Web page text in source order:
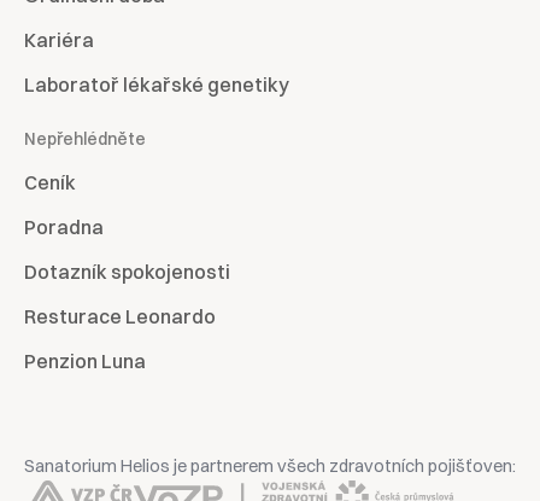
Kariéra
Laboratoř lékařské genetiky
Nepřehlédněte
Ceník
Poradna
Dotazník spokojenosti
Resturace Leonardo
Penzion Luna
Sanatorium Helios je partnerem všech zdravotních pojišťoven: